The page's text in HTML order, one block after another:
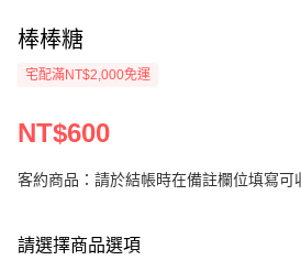
棒棒糖
宅配滿NT$2,000免運
NT$600
客約商品：請於結帳時在備註欄位填寫可
請選擇商品選項